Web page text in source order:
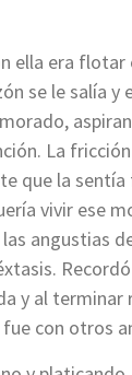
ella era
se le salía
La
que la
vivir ese
angustias
y al terminar
fue con otros